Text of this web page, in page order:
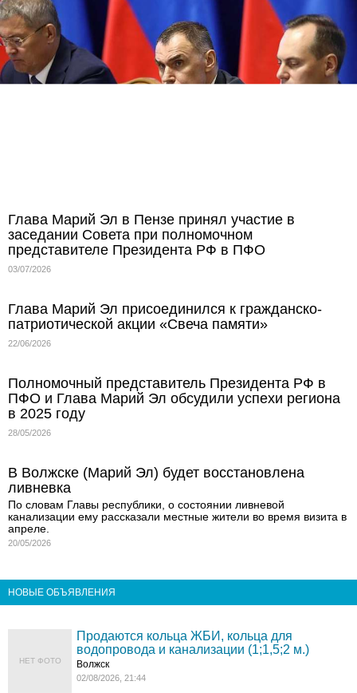
Глава Марий Эл в Пензе принял участие в
заседании Совета при полномочном
представителе Президента РФ в ПФО
03/07/2026
Глава Марий Эл присоединился к гражданско-
патриотической акции «Свеча памяти»
22/06/2026
Полномочный представитель Президента РФ в
ПФО и Глава Марий Эл обсудили успехи региона
в 2025 году
28/05/2026
В Волжске (Марий Эл) будет восстановлена
ливневка
По словам Главы республики, о состоянии ливневой
канализации ему рассказали местные жители во время визита в
апреле.
20/05/2026
НОВЫЕ ОБЪЯВЛЕНИЯ
НЕТ ФОТО
Продаются кольца ЖБИ, кольца для
водопровода и канализации (1;1,5;2 м.)
Волжск
02/08/2026, 21:44